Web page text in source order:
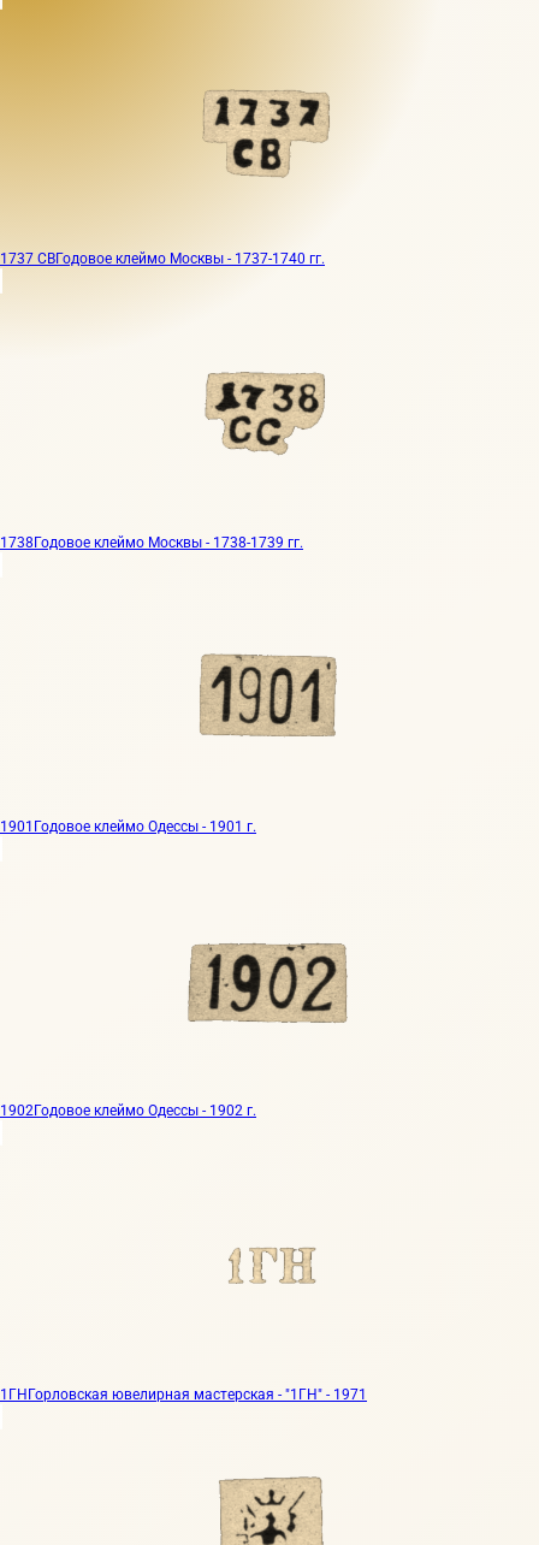
1737 CBГодовое клеймо Москвы - 1737-1740 гг.
1738Годовое клеймо Москвы - 1738-1739 гг.
1901 Годовое клеймо Одессы - 1901 г.
1902Годовое клеймо Одессы - 1902 г.
1ГНГорловская ювелирная мастерская - "1ГН" - 1971